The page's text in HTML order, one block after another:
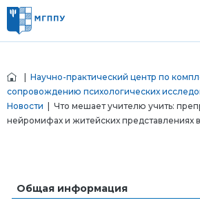
Научно-практический центр по
сопровождению психологических
Новости | Что мешает учителю учить:
нейромифах и житейских представлениях
Общая информация